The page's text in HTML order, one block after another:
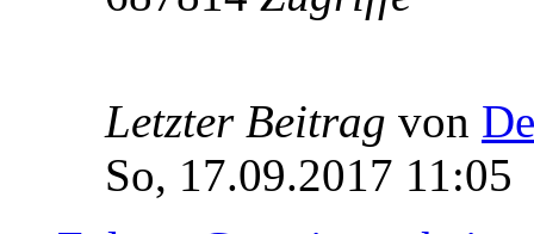
Letzter Beitrag von
So, 17.09.2017 11:05